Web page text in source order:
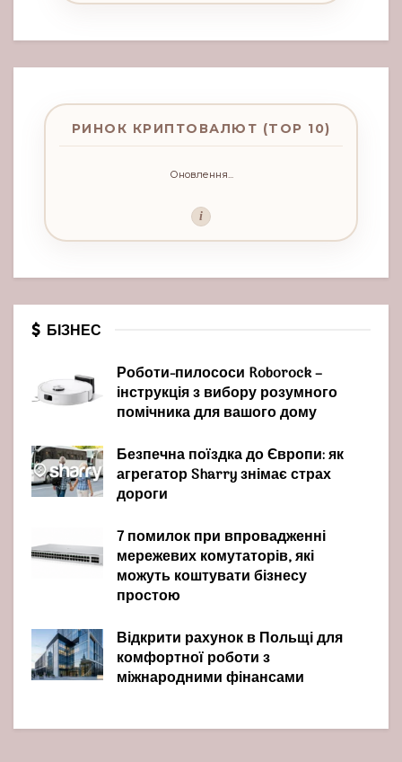
РИНОК КРИПТОВАЛЮТ (TOP 10)
Оновлення...
i
БІЗНЕС
Роботи-пилососи Roborock –
інструкція з вибору розумного
помічника для вашого дому
Безпечна поїздка до Європи: як
агрегатор Sharry знімає страх
дороги
7 помилок при впровадженні
мережевих комутаторів, які
можуть коштувати бізнесу
простою
Відкрити рахунок в Польщі для
комфортної роботи з
міжнародними фінансами